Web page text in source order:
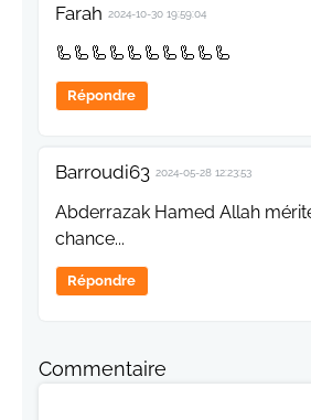
Farah 2024-10-30 19:59:04
🦾🦾🦾🦾🦾🦾🦾🦾🦾🦾
Répondre
Barroudi63 2024-05-28 12:23:53
Abderrazak Hamed Allah
chance...
Répondre
Commentaire